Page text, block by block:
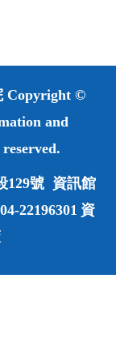
Copyright ©
and
129號 資訊館
22196301 資